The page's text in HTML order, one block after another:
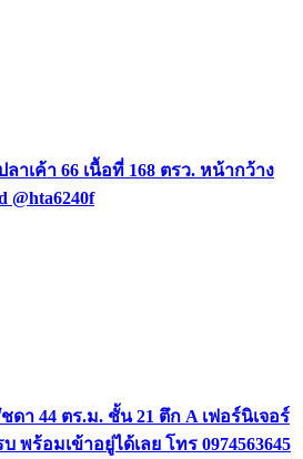
าเค้า 66 เนื้อที่ 168 ตรว. หน้ากว้าง
@hta6240f
า 44 ตร.ม. ชั้น 21 ตึก A เฟอร์นิเจอร์
พร้อมเข้าอยู่ได้เลย โทร 0974563645